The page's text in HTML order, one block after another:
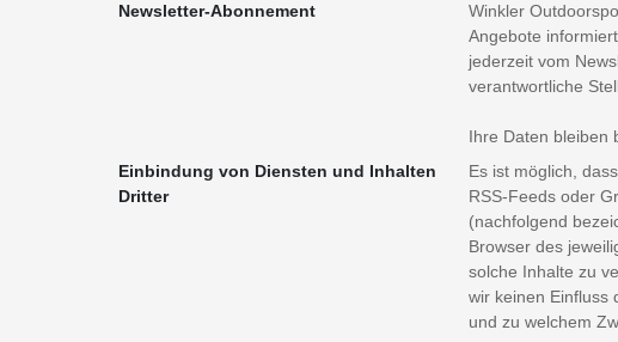
Newsletter-Abonnement
Winkler
Angebote
jederzeit vom
verantwortliche
Ihre Daten bleiben
Einbindung von Diensten und Inhalten
Dritter
Es ist möglich,
RSS-Feeds oder
(nachfolgend
Browser des
solche Inhalte zu
wir keinen Einfluss
und zu welchem